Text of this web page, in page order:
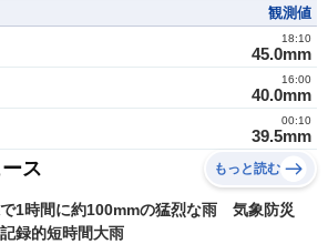
観測値
45.0mm
18:10
40.0mm
16:00
39.5mm
00:10
ス もっと読む
1時間に約100mmの猛烈な雨 気象防災
録的短時間大雨